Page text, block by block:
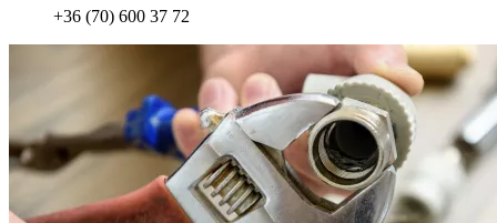
+36 (70) 600 37 72